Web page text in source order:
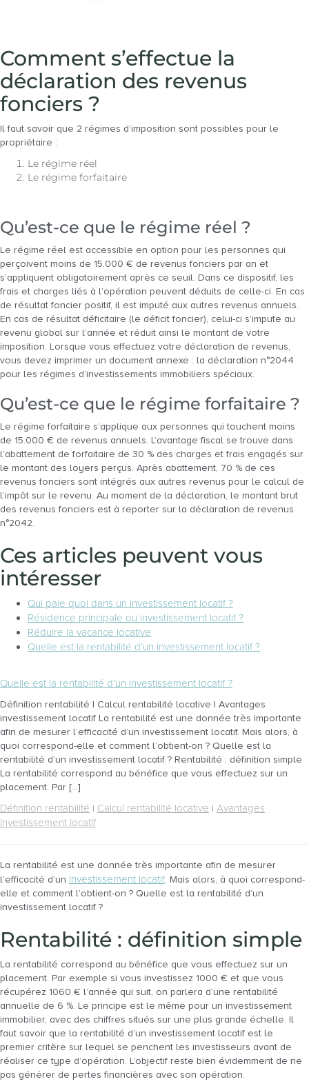
Comment s’effectue la
déclaration des revenus
fonciers ?
Il faut savoir que 2 régimes d’imposition sont possibles pour le
propriétaire :
Le régime réel
Le régime forfaitaire
Qu’est-ce que le régime réel ?
Le régime réel est accessible en option pour les personnes qui
perçoivent moins de 15.000 € de revenus fonciers par an et
s’appliquent obligatoirement après ce seuil. Dans ce dispositif, les
frais et charges liés à l’opération peuvent déduits de celle-ci. En cas
de résultat foncier positif, il est imputé aux autres revenus annuels.
En cas de résultat déficitaire (le déficit foncier), celui-ci s’impute au
revenu global sur l’année et réduit ainsi le montant de votre
imposition. Lorsque vous effectuez votre déclaration de revenus,
vous devez imprimer un document annexe : la déclaration n°2044
pour les régimes d’investissements immobiliers spéciaux.
Qu’est-ce que le régime forfaitaire ?
Le régime forfaitaire s’applique aux personnes qui touchent moins
de 15.000 € de revenus annuels. L’avantage fiscal se trouve dans
l’abattement de forfaitaire de 30 % des charges et frais engagés sur
le montant des loyers perçus. Après abattement, 70 % de ces
revenus fonciers sont intégrés aux autres revenus pour le calcul de
l’impôt sur le revenu. Au moment de la déclaration, le montant brut
des revenus fonciers est à reporter sur la déclaration de revenus
n°2042.
Ces articles peuvent vous
intéresser
Qui paie quoi dans un investissement locatif ?
Résidence principale ou investissement locatif ?
Réduire la vacance locative
Quelle est la rentabilité d’un investissement locatif ?
Quelle est la rentabilité d’un investissement locatif ?
Définition rentabilité | Calcul rentabilité locative | Avantages
investissement locatif La rentabilité est une donnée très importante
afin de mesurer l’efficacité d’un investissement locatif. Mais alors, à
quoi correspond-elle et comment l’obtient-on ? Quelle est la
rentabilité d’un investissement locatif ? Rentabilité : définition simple
La rentabilité correspond au bénéfice que vous effectuez sur un
placement. Par […]
Définition rentabilité | Calcul rentabilité locative | Avantages
investissement locatif
La rentabilité est une donnée très importante afin de mesurer
l’efficacité d’un investissement locatif. Mais alors, à quoi correspond-
elle et comment l’obtient-on ? Quelle est la rentabilité d’un
investissement locatif ?
Rentabilité : définition simple
La rentabilité correspond au bénéfice que vous effectuez sur un
placement. Par exemple si vous investissez 1000 € et que vous
récupérez 1060 € l’année qui suit, on parlera d’une rentabilité
annuelle de 6 %. Le principe est le même pour un investissement
immobilier, avec des chiffres situés sur une plus grande échelle. Il
faut savoir que la rentabilité d’un investissement locatif est le
premier critère sur lequel se penchent les investisseurs avant de
réaliser ce type d’opération. L’objectif reste bien évidemment de ne
pas générer de pertes financières avec son opération.